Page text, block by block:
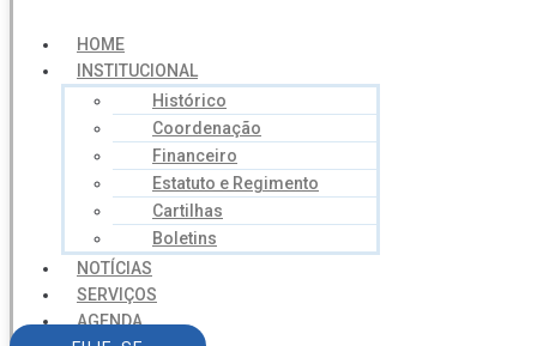
HOME
INSTITUCIONAL
Histórico
Coordenação
Financeiro
Estatuto e Regimento
Cartilhas
Boletins
NOTÍCIAS
SERVIÇOS
AGENDA